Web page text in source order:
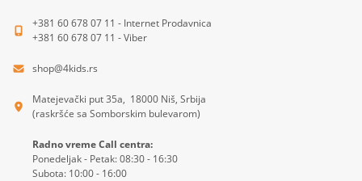
+381 60 678 07 11 - Internet Prodavnica
+381 60 678 07 11 - Viber
shop@4kids.rs
Matejevački put 35a, 18000 Niš, Srbija
(raskršće sa Somborskim bulevarom)
Radno vreme Call centra:
Ponedeljak - Petak: 08:30 - 16:30
Subota: 10:00 - 16:00